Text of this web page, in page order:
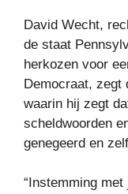
David Wecht,
de staat
herkozen voor
Democraat, zegt
waarin hij zegt
scheldwoorden
genegeerd en
“Instemming